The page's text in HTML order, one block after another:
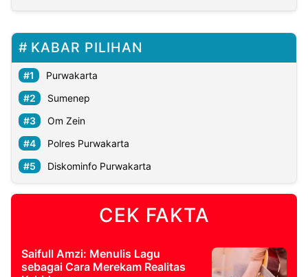
KABAR PILIHAN
Purwakarta
Sumenep
Om Zein
Polres Purwakarta
Diskominfo Purwakarta
CEK FAKTA
Saifull Amzi: Menulis Lagu
sebagai Cara Merekam Realitas